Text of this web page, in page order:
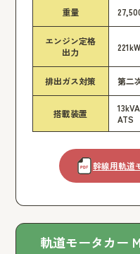
重量
エンジン定格
出力
排出ガス対策 第二
搭載装置
ATS
幹線用軌道
軌道モータカー